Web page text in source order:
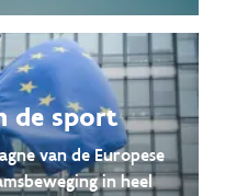
de sport
van de Europese
in heel